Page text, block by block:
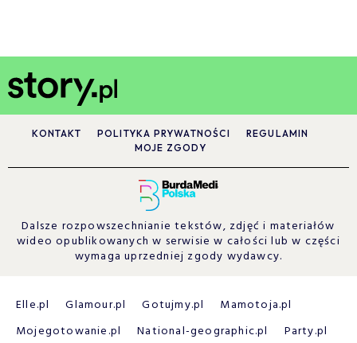
KONTAKT POLITYKA PRYWATNOŚCI
REGULAMIN
MOJE ZGODY
Dalsze rozpowszechnianie tekstów, zdjęć i materiałów
wideo opublikowanych w serwisie w całości lub w części
wymaga uprzedniej zgody wydawcy.
Elle.pl Glamour.pl Gotujmy.pl
Mamotoja.pl
Mojegotowanie.pl
National-geographic.pl Party.pl